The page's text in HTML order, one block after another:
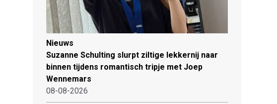
Nieuws
Suzanne Schulting slurpt ziltige lekkernij naar
binnen tijdens romantisch tripje met Joep
Wennemars
08-08-2026